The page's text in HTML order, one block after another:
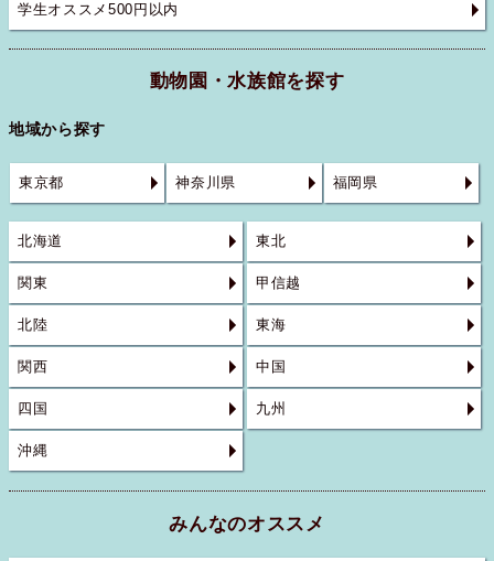
学生オススメ500円以内
動物園・水族館を探す
地域から探す
東京都 神奈川県 福岡県
北海道 東北
関東 甲信越
北陸 東海
関西 中国
四国 九州
沖縄
みんなのオススメ